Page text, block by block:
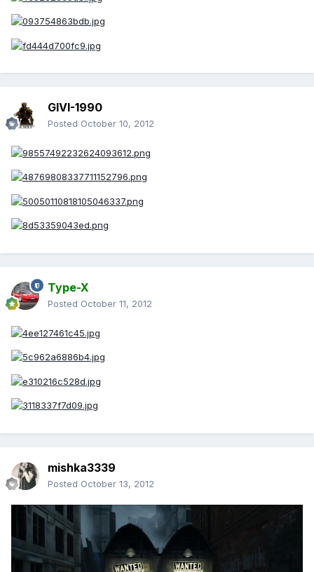
GIVI-1990
Posted October 10, 2012
Type-X
Posted October 11, 2012
mishka3339
Posted October 13, 2012